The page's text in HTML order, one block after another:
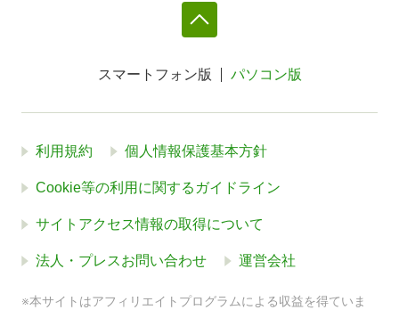
スマートフォン版 パソコン版
利用規約 個人情報保護基本方針
Cookie等の利用に関するガイドライン
サイトアクセス情報の取得について
法人・プレスお問い合わせ 運営会社
※本サイトはアフィリエイトプログラムによる収益を得ていま